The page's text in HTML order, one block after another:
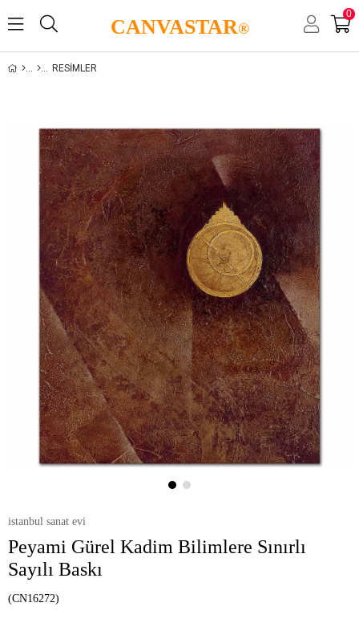
CANVASTAR®
0
RESIMLER
istanbul sanat evi
Peyami Gürel Kadim Bilimlere Sınırlı
Sayılı Baskı
(CN16272)